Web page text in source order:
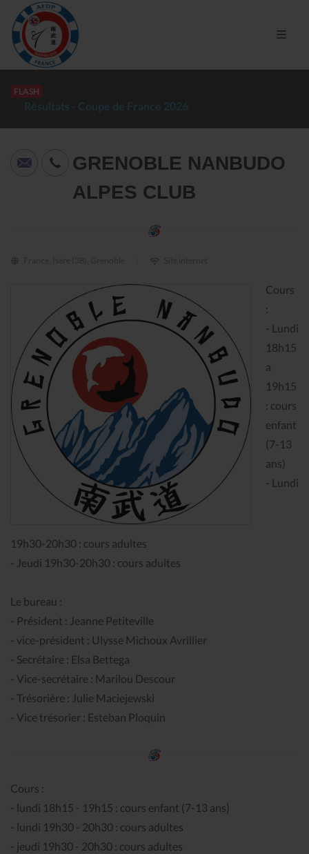
FLASH
Résultats - Coupe de France 2026
GRENOBLE NANBUDO
ALPES CLUB
Cours
:
- Lundi
18h15
a
19h15
: cours
enfant
(7-13
ans)
- Lundi
19h30-20h30 : cours adultes
- Jeudi 19h30-20h30 : cours adultes
Le bureau :
- Président : Jeanne Petiteville
- vice-président : Ulysse Michoux Avrillier
- Secrétaire : Elsa Bettega
- Vice-secrétaire : Marilou Descour
- Trésorière : Julie Maciejewski
- Vice trésorier : Esteban Ploquin
Cours :
- lundi 18h15 - 19h15 : cours enfant (7-13 ans)
- lundi 19h30 - 20h30 : cours adultes
- jeudi 19h30 - 20h30 : cours adultes